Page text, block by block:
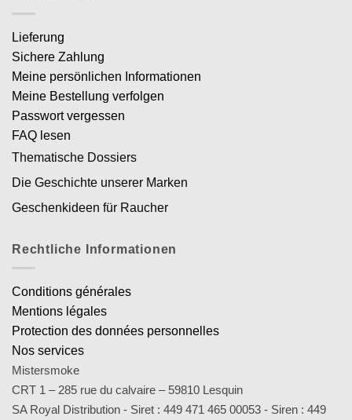
Lieferung
Sichere Zahlung
Meine persönlichen Informationen
Meine Bestellung verfolgen
Passwort vergessen
FAQ lesen
Thematische Dossiers
Die Geschichte unserer Marken
Geschenkideen für Raucher
Rechtliche Informationen
Conditions générales
Mentions légales
Protection des données personnelles
Nos services
Mistersmoke
CRT 1 – 285 rue du calvaire – 59810 Lesquin
SA Royal Distribution - Siret : 449 471 465 00053 - Siren : 449